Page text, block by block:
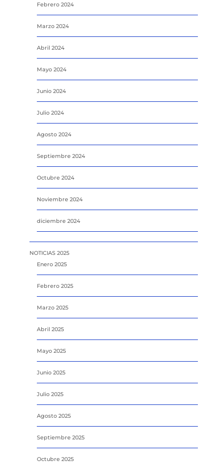
Febrero 2024
Marzo 2024
Abril 2024
Mayo 2024
Junio 2024
Julio 2024
Agosto 2024
Septiembre 2024
Octubre 2024
Noviembre 2024
diciembre 2024
NOTICIAS 2025
Enero 2025
Febrero 2025
Marzo 2025
Abril 2025
Mayo 2025
Junio 2025
Julio 2025
Agosto 2025
Septiembre 2025
Octubre 2025